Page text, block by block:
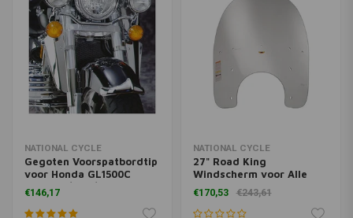
NATIONAL CYCLE
Gegoten Voorspatbordtip
voor Honda GL1500C
Valkyrie/F6C/F6CT |
Chroom
€146,17
NATIONAL CYCLE
27" Road King
Windscherm voor Alle
FLHR Road King Modellen
('94-'21) | Helder
€170,53 €243,61